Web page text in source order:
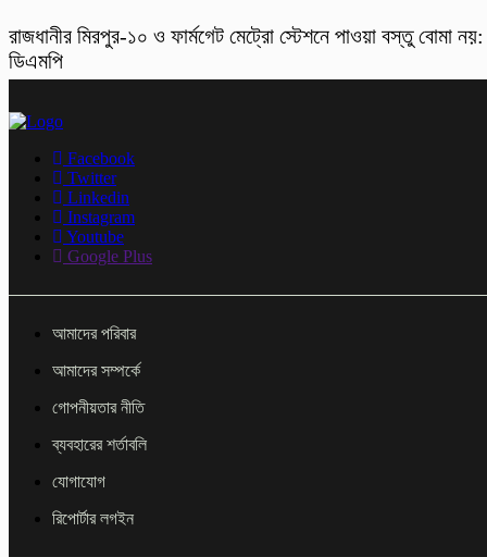
রাজধানীর মিরপুর-১০ ও ফার্মগেট মেট্রো স্টেশনে পাওয়া বস্তু বোমা নয়:
ডিএমপি
Facebook
Twitter
Linkedin
Instagram
Youtube
Google Plus
আমাদের পরিবার
আমাদের সম্পর্কে
গোপনীয়তার নীতি
ব্যবহারের শর্তাবলি
যোগাযোগ
রিপোর্টার লগইন